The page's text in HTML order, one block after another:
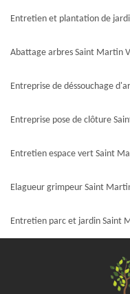
Entretien et plantation de
Abattage arbres Saint Martin
Entreprise de déssouchage
Entreprise pose de clôture
Entretien espace vert Saint
Elagueur grimpeur Saint
Entretien parc et jardin Saint